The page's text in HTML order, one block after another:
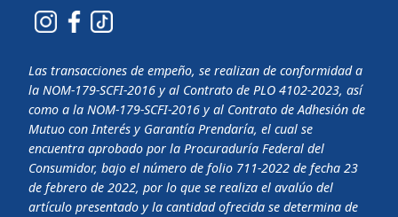
Las transacciones de empeño, se realizan de conformidad a
la NOM-179-SCFI-2016 y al Contrato de PLO 4102-2023, así
como a la NOM-179-SCFI-2016 y al Contrato de Adhesión de
Mutuo con Interés y Garantía Prendaría, el cual se
encuentra aprobado por la Procuraduría Federal del
Consumidor, bajo el número de folio 711-2022 de fecha 23
de febrero de 2022, por lo que se realiza el avalúo del
artículo presentado y la cantidad ofrecida se determina de